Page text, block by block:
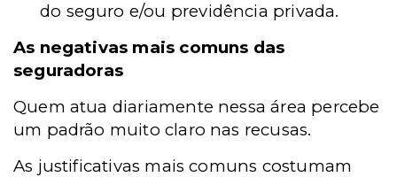
do seguro e/ou previdência privada.
As negativas mais comuns das
seguradoras
Quem atua diariamente nessa área percebe
um padrão muito claro nas recusas.
As justificativas mais comuns costumam